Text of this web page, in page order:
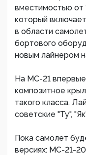
вместимостью от
который
в области
бортового
новым лайнером
На МС-21
композитное
такого класса.
советские "Ту",
Пока самолет
версиях: МС-21-